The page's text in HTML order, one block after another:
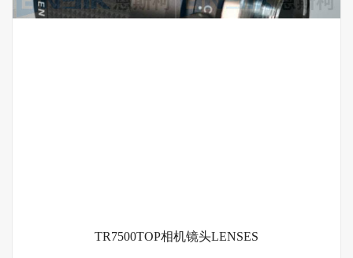
TR7500TOP相机镜头LENSES